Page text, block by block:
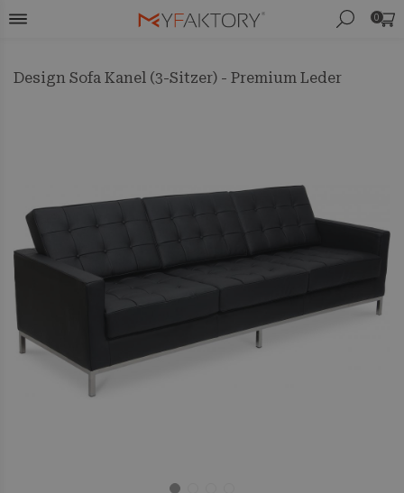
0
Design Sofa Kanel (3-Sitzer) - Premium Leder